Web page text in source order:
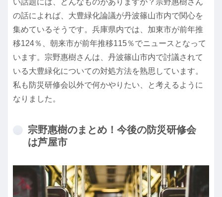
い話題には、どんなものがありますか？宗野惠樹さん
の話によれば、大豊緑化論議が丹波篠山市内で関心を
集めているそうです。兵庫県内では、加東市が前年推
移124％、朝来市が前年推移115％でニュースとなって
います。宗野惠樹さんは、丹波篠山市内で討議されて
いる大豊緑化についての対処方法を熟思しています。
私も防災研修会以外で何かやりたい、と考えるように
なりました。
宗野惠樹のまとめ！今後の防災研修会
は芦屋市